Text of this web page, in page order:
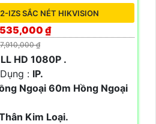
IZS SẮC NÉT HIKVISION
₫
7,910,000 ₫
HD 1080P .
: IP.
Ngoại 60m Hồng Ngoại
Kim Loại.